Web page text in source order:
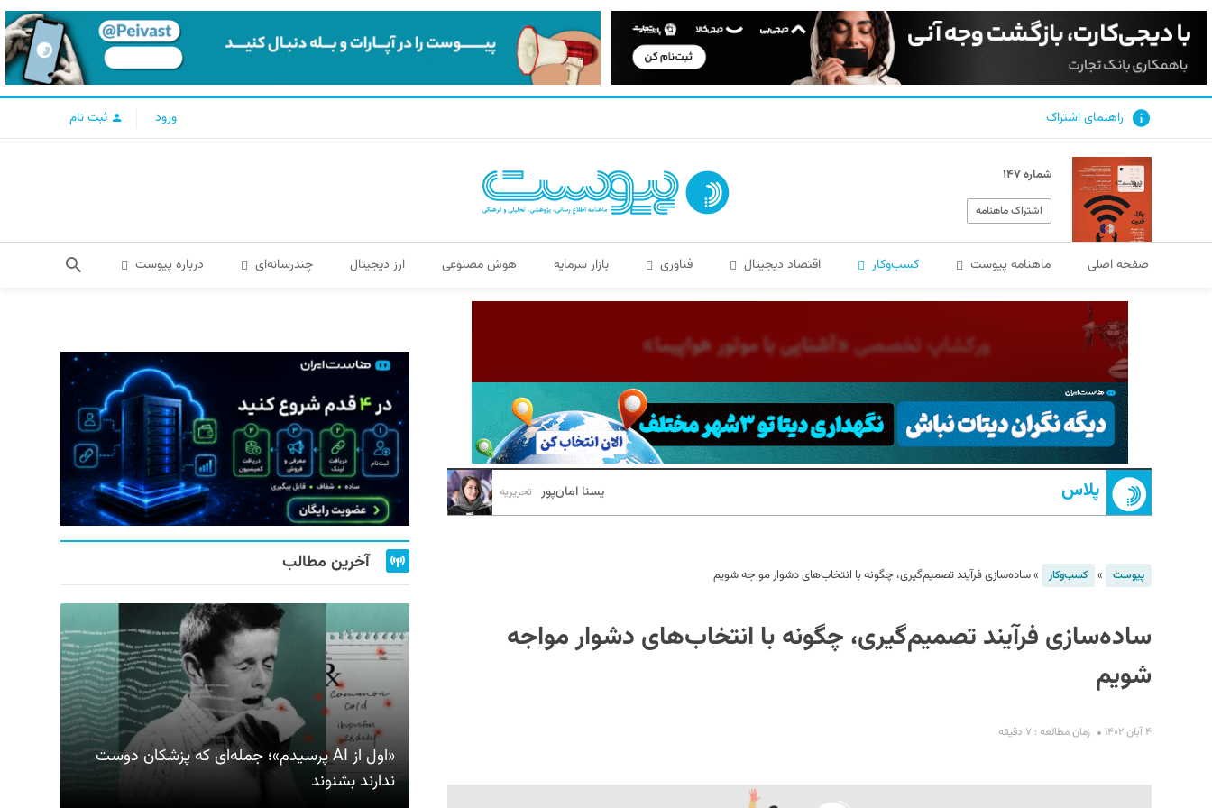
راهنمای اشتراک ورود ثبت نام
شماره ۱۴۷
اشتراک ماهنامه
صفحه اصلی ماهنامه پیوست کسب‌و‌کار اقتصاد دیجیتال فناوری بازار سرمایه هوش مصنوعی ارز دیجیتال چندرسانه‌ای درباره پیوست
پلاس یسنا امان‌پور تحریریه
پیوست » کسب‌و‌کار »ساده‌سازی فرآیند تصمیم‌گیری، چگونه با انتخاب‌های دشوار مواجه شویم
ساده‌سازی فرآیند تصمیم‌گیری، چگونه با انتخاب‌های دشوار مواجه
شویم
۴ آبان ۱۴۰۲ زمان مطالعه : ۷ دقیقه
آخرین مطالب
«اول از AI پرسیدم»؛ جمله‌ای که پزشکان دوست
ندارند بشنوند